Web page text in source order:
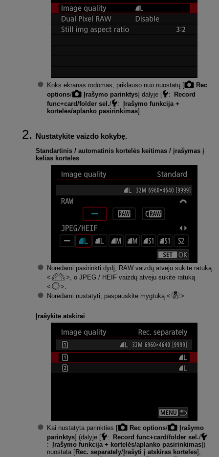
Koks ekranas rodomas, priklauso nuo nuostatų [
Rec
options/ Įrašymo parinktys] dalyje [ :
Record
func+card/folder sel./ :
Įrašymo funkcija +
kortelės/aplanko pasirinkimas].
Nustatykite vaizdo kokybę.
Standartinis / automatinis kortelės keitimas / įrašymas į
kelias korteles
Norėdami pasirinkti dydį, RAW vaizdų atveju sukite ratuką
, o JPEG / HEIF vaizdų atveju sukite ratuką
.
Norėdami nustatyti, paspauskite mygtuką
.
Įrašykite atskirai
Kai nustatyta parinkties [ Rec options/
Įrašymo
parinktys] (dalyje [ : Record func+card/folder sel./
:
Įrašymo funkcija + kortelės/aplanko pasirinkimas])
nuostata [Rec. separately/Įrašyti į atskiras korteles],